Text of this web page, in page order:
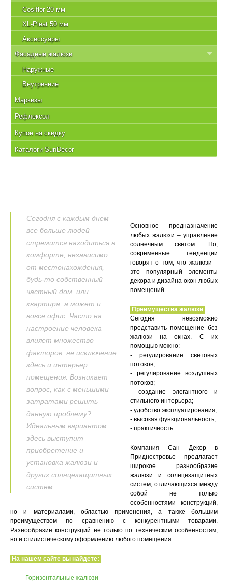
Cosiflor 20 мм
XL-Pleat 50 мм
Аксессуары
Фасадные жалюзи
Наружные
Внутренние
Маркизы
Рефлексол
Купон на скидку
Каталоги SunDecor
Сегодня с каждым днем
все больше людей
стремится находиться в
комфорте, независимо
от местонахождения,
будь-то собственный
частный дом, или
квартира, а может и
вовсе офис. Часто на
настроение человека
влияет множество
факторов, не исключение
здесь и интерьер
помещения. Возникает
вопрос, как с меньшими
затратами решить
данную проблему?
Идеальным вариантом
здесь выступит
приобретение и
установка жалюзи и
других солнцезащитных
систем.
Основное предназначение
любых жалюзи – управление
солнечным светом. Но,
современные тенденции
говорят о том, что жалюзи –
это популярный элементы
декора и дизайна окон любых
помещений.
Преимущества жалюзи
Сегодня невозможно
представить помещение без
жалюзи на окнах. С их
помощью можно:
- регулирование световых
потоков;
- регулирование воздушных
потоков;
- создание элегантного и
стильного интерьера;
- удобство эксплуатирования;
- высокая функциональность;
- практичность.
Компания Сан Декор в
Приднестровье предлагает
широкое разнообразие
жалюзи и солнцезащитных
систем, отличающихся между
собой не только
особенностями конструкций,
но и материалами, областью применения, а также большим
преимуществом по сравнению с конкурентными товарами.
Разнообразие конструкций не только по техническим особенностям,
но и стилистическому оформлению любого помещения.
На нашем сайте вы найдете:
Горизонтальные жалюзи